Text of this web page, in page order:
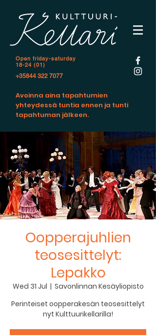
Open friday-saturday
18-24 (01)
+35844 322 7077
Avoinna aina tapahtumien
yhteydessä tuntia ennen ja tunti
tapahtuman jälkeen.
Oopperajuhlien
teosesittelyt:
Lepakko
Wed 31 Jul
  |
Savonlinnan Kesäyliopisto
Perinteiset oopperakesän teosesittelyt
nyt Kulttuurikellarilla!